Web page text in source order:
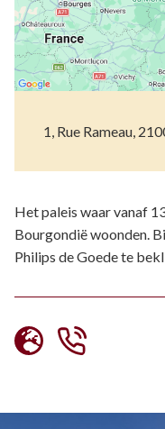
1, Rue Rameau,
Het paleis waar vanaf
Bourgondië woonden.
Philips de Goede te